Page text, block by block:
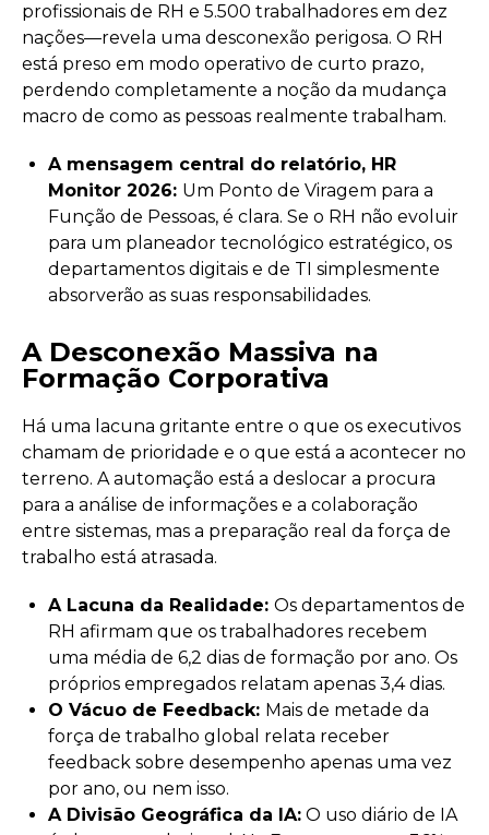
profissionais de RH e 5.500 trabalhadores em dez
nações—revela uma desconexão perigosa. O RH
está preso em modo operativo de curto prazo,
perdendo completamente a noção da mudança
macro de como as pessoas realmente trabalham.
A mensagem central do relatório, HR
Monitor 2026: Um Ponto de Viragem para a
Função de Pessoas, é clara. Se o RH não evoluir
para um planeador tecnológico estratégico, os
departamentos digitais e de TI simplesmente
absorverão as suas responsabilidades.
A Desconexão Massiva na
Formação Corporativa
Há uma lacuna gritante entre o que os executivos
chamam de prioridade e o que está a acontecer no
terreno. A automação está a deslocar a procura
para a análise de informações e a colaboração
entre sistemas, mas a preparação real da força de
trabalho está atrasada.
A Lacuna da Realidade: Os departamentos de
RH afirmam que os trabalhadores recebem
uma média de 6,2 dias de formação por ano. Os
próprios empregados relatam apenas 3,4 dias.
O Vácuo de Feedback: Mais de metade da
força de trabalho global relata receber
feedback sobre desempenho apenas uma vez
por ano, ou nem isso.
A Divisão Geográfica da IA: O uso diário de IA